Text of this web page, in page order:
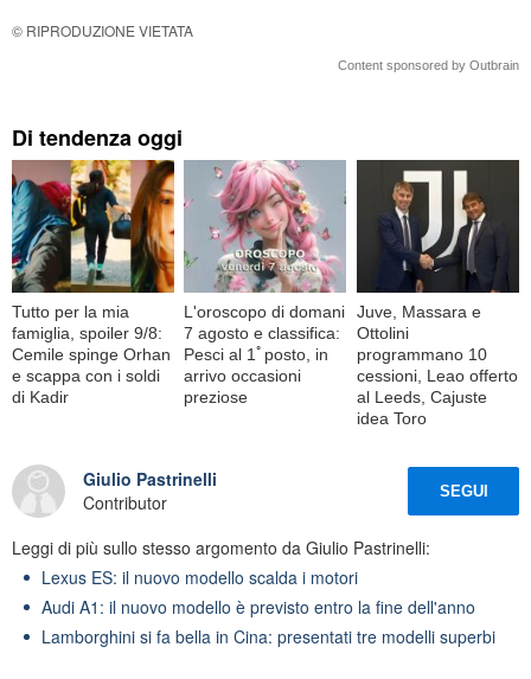
© RIPRODUZIONE VIETATA
Content sponsored by Outbrain
Di tendenza oggi
Tutto per la mia
famiglia, spoiler 9/8:
Cemile spinge Orhan
e scappa con i soldi
di Kadir
L'oroscopo di domani
7 agosto e classifica:
Pesci al 1ﾟposto, in
arrivo occasioni
preziose
Juve, Massara e
Ottolini
programmano 10
cessioni, Leao offerto
al Leeds, Cajuste
idea Toro
Giulio Pastrinelli
Contributor
SEGUI
Leggi di più sullo stesso argomento da Giulio Pastrinelli:
Lexus ES: il nuovo modello scalda i motori
Audi A1: il nuovo modello è previsto entro la fine dell'anno
Lamborghini si fa bella in Cina: presentati tre modelli superbi